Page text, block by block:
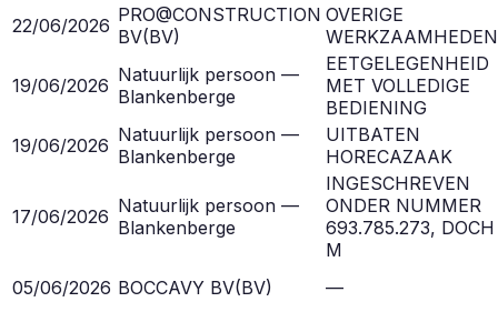
22/06/2026 PRO@CONSTRUCTION
BV(BV)
OVERIGE
WERKZAAMHEDEN
19/06/2026 Natuurlijk persoon —
Blankenberge
EETGELEGENHEID
MET VOLLEDIGE
BEDIENING
19/06/2026 Natuurlijk persoon —
Blankenberge
UITBATEN
HORECAZAAK
17/06/2026 Natuurlijk persoon —
Blankenberge
INGESCHREVEN
ONDER NUMMER
693.785.273, DOCH
M
05/06/2026 BOCCAVY BV(BV) —